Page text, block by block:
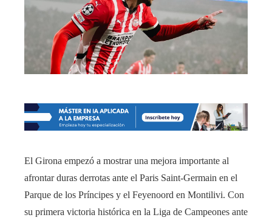
El Girona empezó a mostrar una mejora importante al
afrontar duras derrotas ante el Paris Saint-Germain en el
Parque de los Príncipes y el Feyenoord en Montilivi. Con
su primera victoria histórica en la Liga de Campeones ante